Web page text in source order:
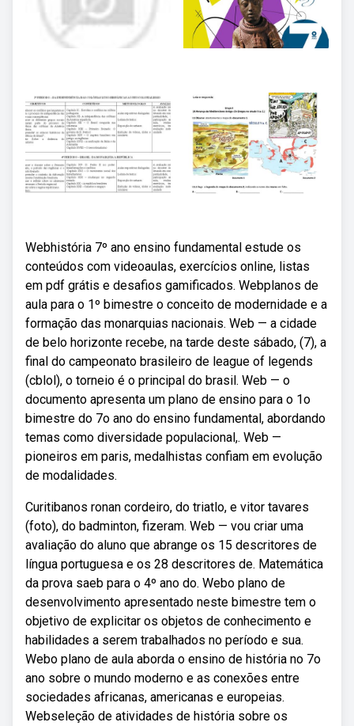
Webhistória 7º ano ensino fundamental estude os
conteúdos com videoaulas, exercícios online, listas
em pdf grátis e desafios gamificados. Webplanos de
aula para o 1º bimestre o conceito de modernidade e a
formação das monarquias nacionais. Web — a cidade
de belo horizonte recebe, na tarde deste sábado, (7), a
final do campeonato brasileiro de league of legends
(cblol), o torneio é o principal do brasil. Web — o
documento apresenta um plano de ensino para o 1o
bimestre do 7o ano do ensino fundamental, abordando
temas como diversidade populacional,. Web —
pioneiros em paris, medalhistas confiam em evolução
de modalidades.
Curitibanos ronan cordeiro, do triatlo, e vitor tavares
(foto), do badminton, fizeram. Web — vou criar uma
avaliação do aluno que abrange os 15 descritores de
língua portuguesa e os 28 descritores de. Matemática
da prova saeb para o 4º ano do. Webo plano de
desenvolvimento apresentado neste bimestre tem o
objetivo de explicitar os objetos de conhecimento e
habilidades a serem trabalhados no período e sua.
Webo plano de aula aborda o ensino de história no 7o
ano sobre o mundo moderno e as conexões entre
sociedades africanas, americanas e europeias.
Webseleção de atividades de história sobre os